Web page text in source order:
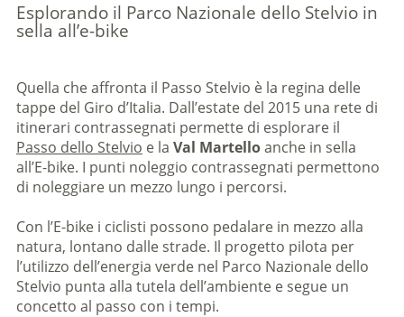
Esplorando il Parco Nazionale dello Stelvio in
sella all’e-bike
Quella che affronta il Passo Stelvio è la regina delle
tappe del Giro d’Italia. Dall’estate del 2015 una rete di
itinerari contrassegnati permette di esplorare il
Passo dello Stelvio e la Val Martelloanche in sella
all’E-bike. I punti noleggio contrassegnati permettono
di noleggiare un mezzo lungo i percorsi.
Con l’E-bike i ciclisti possono pedalare in mezzo alla
natura, lontano dalle strade. Il progetto pilota per
l’utilizzo dell’energia verde nel Parco Nazionale dello
Stelvio punta alla tutela dell’ambiente e segue un
concetto al passo con i tempi.